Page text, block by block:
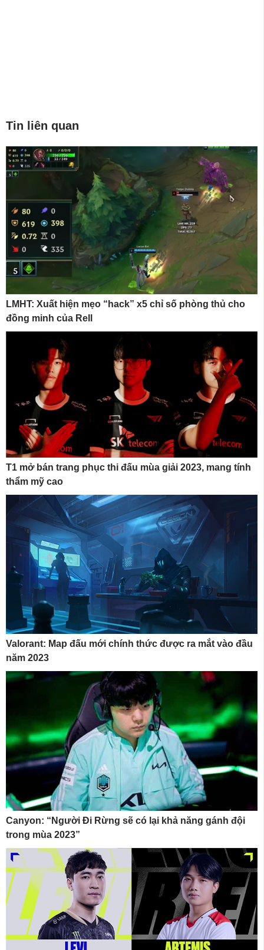
Tin liên quan
LMHT: Xuất hiện mẹo “hack” x5 chỉ số phòng thủ cho
đồng minh của Rell
T1 mở bán trang phục thi đấu mùa giải 2023, mang tính
thẩm mỹ cao
Valorant: Map đấu mới chính thức được ra mắt vào đầu
năm 2023
Canyon: “Người Đi Rừng sẽ có lại khả năng gánh đội
trong mùa 2023”